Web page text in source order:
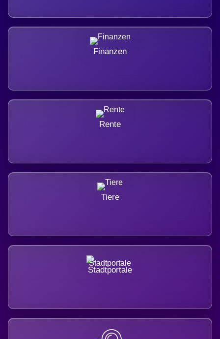
Finanzen
Rente
Tiere
Stadtportale